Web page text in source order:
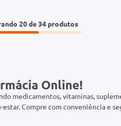
20 de 34
Online!
medicamentos, vitaminas,
Compre com conveniência e